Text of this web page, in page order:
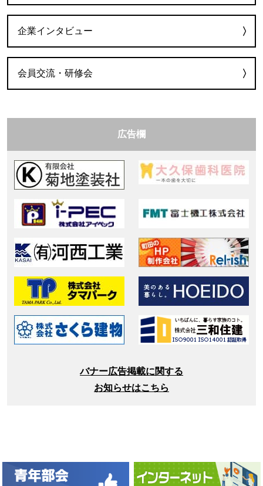
企業インタビュー
会員交流・研修会
広告欄
バナー広告掲載に関する
お知らせはこちら